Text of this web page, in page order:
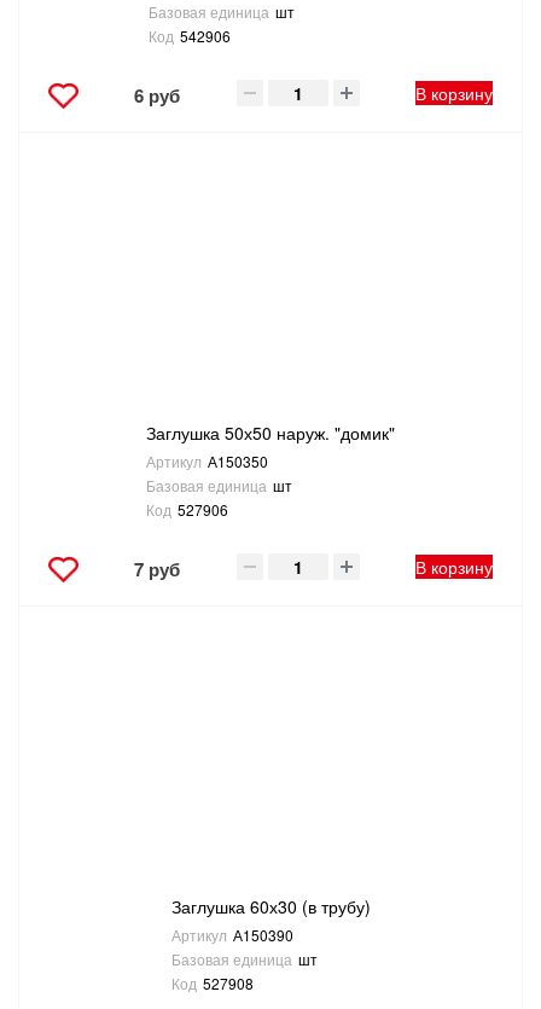
Базовая единица шт
Код 542906
6 руб В корзину
Заглушка 50х50 наруж. "домик"
Артикул А150350
Базовая единица шт
Код 527906
7 руб В корзину
Заглушка 60х30 (в трубу)
Артикул А150390
Базовая единица шт
Код 527908